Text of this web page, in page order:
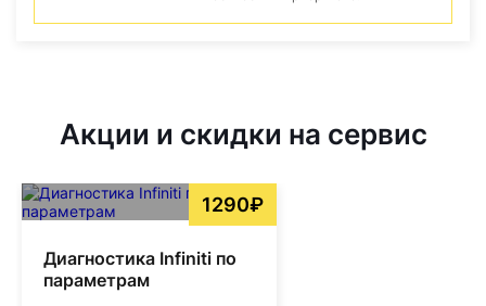
Акции и скидки на сервис
1290₽
Диагностика Infiniti по
параметрам